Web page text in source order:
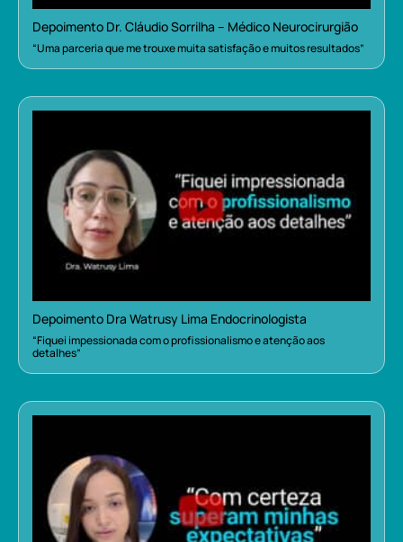
Depoimento Dr. Cláudio Sorrilha – Médico Neurocirurgião
“Uma parceria que me trouxe muita satisfação e muitos resultados”
Depoimento Dra Watrusy Lima Endocrinologista
“Fiquei impessionada com o profissionalismo e atenção aos
detalhes”